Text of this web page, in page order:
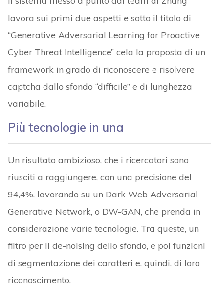
lavora sui primi due aspetti e sotto il titolo di
“Generative Adversarial Learning for Proactive
Cyber Threat Intelligence” cela la proposta di un
framework in grado di riconoscere e risolvere
captcha dallo sfondo “difficile” e di lunghezza
variabile.
Più tecnologie in una
Un risultato ambizioso, che i ricercatori sono
riusciti a raggiungere, con una precisione del
94,4%, lavorando su un Dark Web Adversarial
Generative Network, o DW-GAN, che prenda in
considerazione varie tecnologie. Tra queste, un
filtro per il de-noising dello sfondo, e poi funzioni
di segmentazione dei caratteri e, quindi, di loro
riconoscimento.